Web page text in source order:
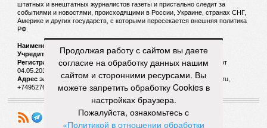
штатных и внештатных журналистов газеты и пристально следит за
событиями и новостями, происходящими в России, Украине, странах СНГ,
Америке и других государств, с которыми пересекается внешняя политика
РФ.
Наименование:
Учредитель:
ООО «Версия»,Главный редактор:Горевой Р. Г.
Регистрационный номер Роскомнадзора:ЭЛ № ФС 77 - 72681 от
04.05.2018 г.
Адрес электронной почты и телефон редакции:versia@versia.ru,
+74952760348
Продолжая работу с сайтом вы даете
согласие на обработку данных нашим
сайтом и сторонними ресурсами. Вы
можете запретить обработку Cookies в
настройках браузера.
Пожалуйста, ознакомьтесь с
«Политикой в отношении обработки